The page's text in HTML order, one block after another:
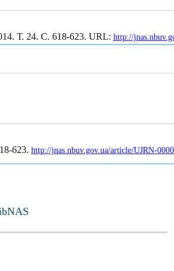
Т. 24. С. 618-623. URL: http://
623. http://jnas.nbuv.gov.ua/article/UJRN-